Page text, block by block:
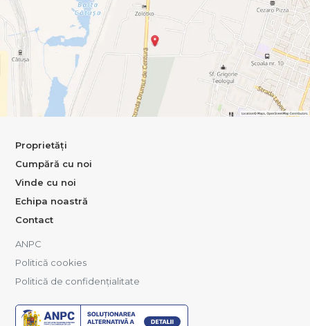
Proprietăți
Cumpără cu noi
Vinde cu noi
Echipa noastră
Contact
ANPC
Politică cookies
Politică de confidențialitate